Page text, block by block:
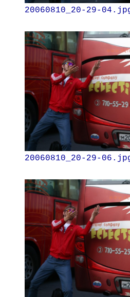
20060810_20-29-
20060810_20-29-